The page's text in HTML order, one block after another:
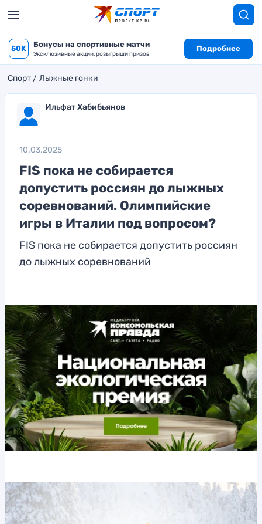
50K Бонусы на спортивные матчи
Эксклюзивные акции, розыгрыши призов
Подробнее
Спорт Лыжные гонки
Ильфат Хабибьянов
10.03.2025
FIS пока не собирается
допустить россиян до лыжных
соревнований. Олимпийские
игры в Италии под вопросом?
FIS пока не собирается допустить россиян
до лыжных соревнований